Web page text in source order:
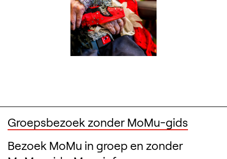
Groepsbezoek zonder MoMu-gids
Bezoek MoMu in groep en zonder